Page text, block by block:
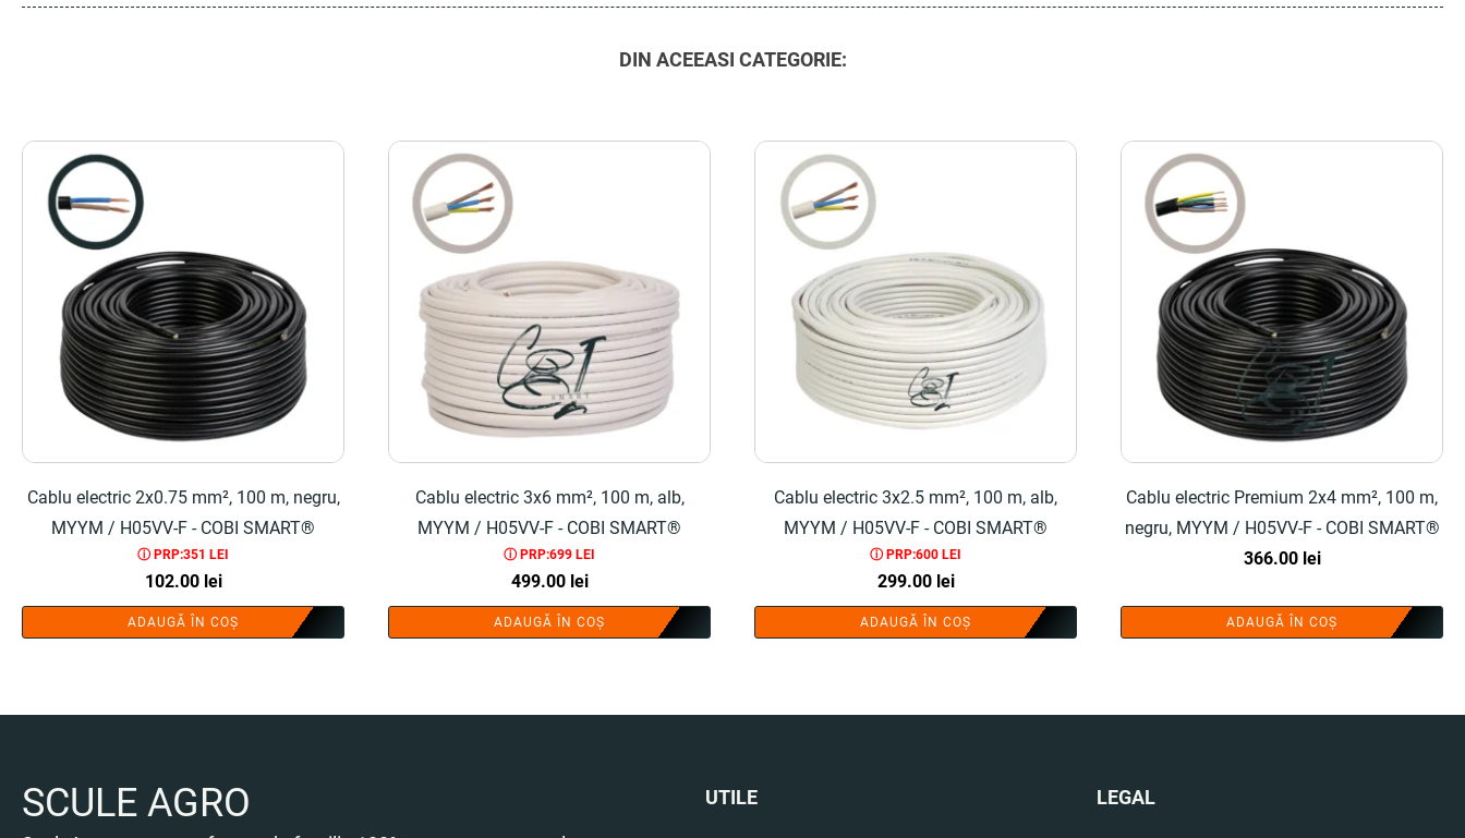
DIN ACEEASI CATEGORIE:
Cablu electric 2x0.75 mm², 100 m, negru,
MYYM / H05VV-F - COBI SMART®
ⓘ PRP:351 LEI
102.00 lei
ADAUGĂ ÎN COȘ
Cablu electric 3x6 mm², 100 m, alb,
MYYM / H05VV-F - COBI SMART®
ⓘ PRP:699 LEI
499.00 lei
ADAUGĂ ÎN COȘ
Cablu electric 3x2.5 mm², 100 m, alb,
MYYM / H05VV-F - COBI SMART®
ⓘ PRP:600 LEI
299.00 lei
ADAUGĂ ÎN COȘ
Cablu electric Premium 2x4 mm², 100 m,
negru, MYYM / H05VV-F - COBI SMART®
366.00 lei
ADAUGĂ ÎN COȘ
SCULE AGRO UTILE LEGAL